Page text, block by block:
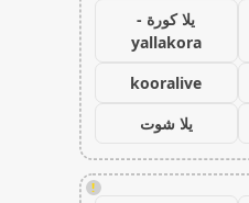
يلا كورة -
yallakora
kooralive
يلا شوت
!